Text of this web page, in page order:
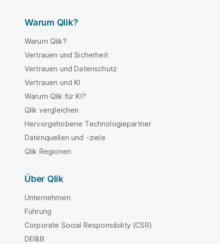
Warum Qlik?
Warum Qlik?
Vertrauen und Sicherheit
Vertrauen und Datenschutz
Vertrauen und KI
Warum Qlik für KI?
Qlik vergleichen
Hervorgehobene Technologiepartner
Datenquellen und -ziele
Qlik Regionen
Über Qlik
Unternehmen
Führung
Corporate Social Responsibility (CSR)
DEI&B